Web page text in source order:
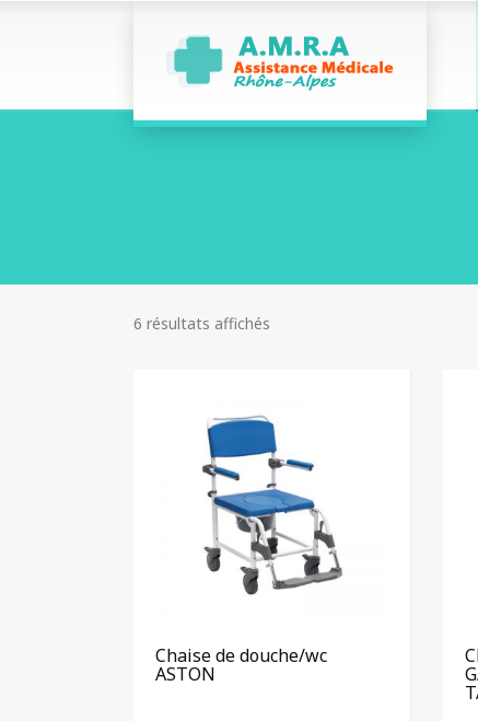
6 résultats affichés
Chaise de douche/wc
ASTON